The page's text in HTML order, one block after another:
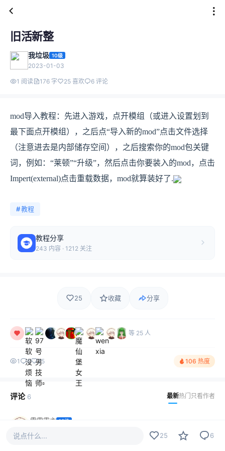
旧活新整
我垃圾 10级
2023-01-03
1 阅读 176 字 25 喜欢 6 评论
mod导入教程：先进入游戏，点开模组（或进入设置划到
最下面点开模组），之后点“导入新的mod”点击文件选择
（注意进去是内部储存空间），之后搜索你的mod包关键
词，例如：“莱顿”“升级”，然后点击你要装入的mod，点击
Impert(external)点击重载数据，mod就算装好了.
#教程
教程分享
243 内容 · 1212 关注
25 收藏 分享
等 25 人
1 6 25 106 热度
评论 6 最新热门 只看作者
雷霆霸主 10级
？
说点什么... 25 6